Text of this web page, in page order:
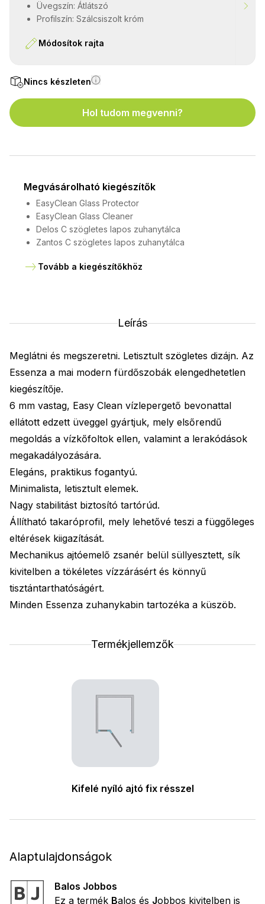
Üvegszín: Átlátszó
Profilszín: Szálcsiszolt króm
Módosítok rajta
Nincs készleten
Hol tudom megvenni?
Megvásárolható kiegészítők
EasyClean Glass Protector
EasyClean Glass Cleaner
Delos C szögletes lapos zuhanytálca
Zantos C szögletes lapos zuhanytálca
Tovább a kiegészítőkhöz
Leírás
Meglátni és megszeretni. Letisztult szögletes dizájn. Az
Essenza a mai modern fürdőszobák elengedhetetlen
kiegészítője.
6 mm vastag, Easy Clean vízlepergető bevonattal
ellátott edzett üveggel gyártjuk, mely elsőrendű
megoldás a vízkőfoltok ellen, valamint a lerakódások
megakadályozására.
Elegáns, praktikus fogantyú.
Minimalista, letisztult elemek.
Nagy stabilitást biztosító tartórúd.
Állítható takaróprofil, mely lehetővé teszi a függőleges
eltérések kiigazítását.
Mechanikus ajtóemelő zsanér belül süllyesztett, sík
kivitelben a tökéletes vízzárásért és könnyű
tisztántarthatóságért.
Minden Essenza zuhanykabin tartozéka a küszöb.
Termékjellemzők
Kifelé nyíló ajtó fix résszel
Alaptulajdonságok
Balos Jobbos
Ez a termék Balos és Jobbos kivitelben is